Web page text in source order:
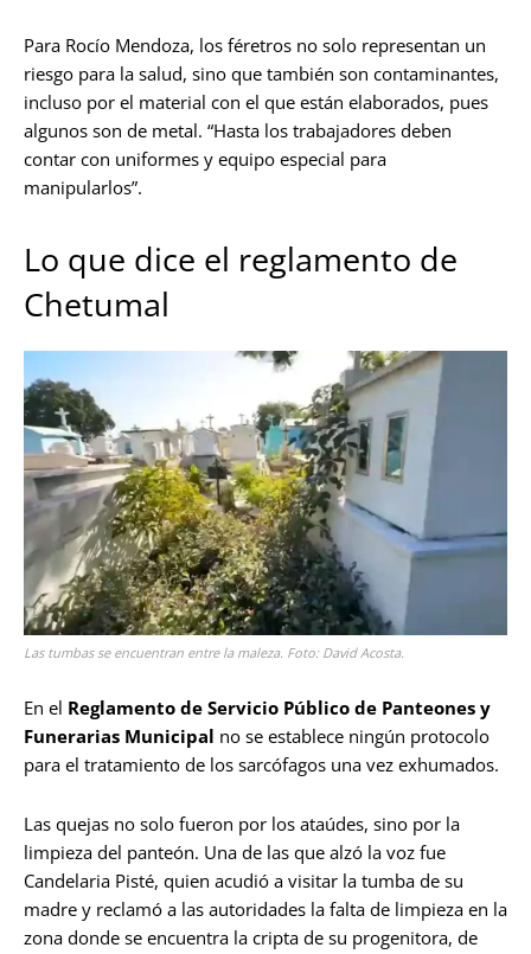
Para Rocío Mendoza, los féretros no solo representan un
riesgo para la salud, sino que también son contaminantes,
incluso por el material con el que están elaborados, pues
algunos son de metal. “Hasta los trabajadores deben
contar con uniformes y equipo especial para
manipularlos”.
Lo que dice el reglamento de
Chetumal
Las tumbas se encuentran entre la maleza. Foto: David Acosta.
En el Reglamento de Servicio Público de Panteones y
Funerarias Municipal no se establece ningún protocolo
para el tratamiento de los sarcófagos una vez exhumados.
Las quejas no solo fueron por los ataúdes, sino por la
limpieza del panteón. Una de las que alzó la voz fue
Candelaria Pisté, quien acudió a visitar la tumba de su
madre y reclamó a las autoridades la falta de limpieza en la
zona donde se encuentra la cripta de su progenitora, de